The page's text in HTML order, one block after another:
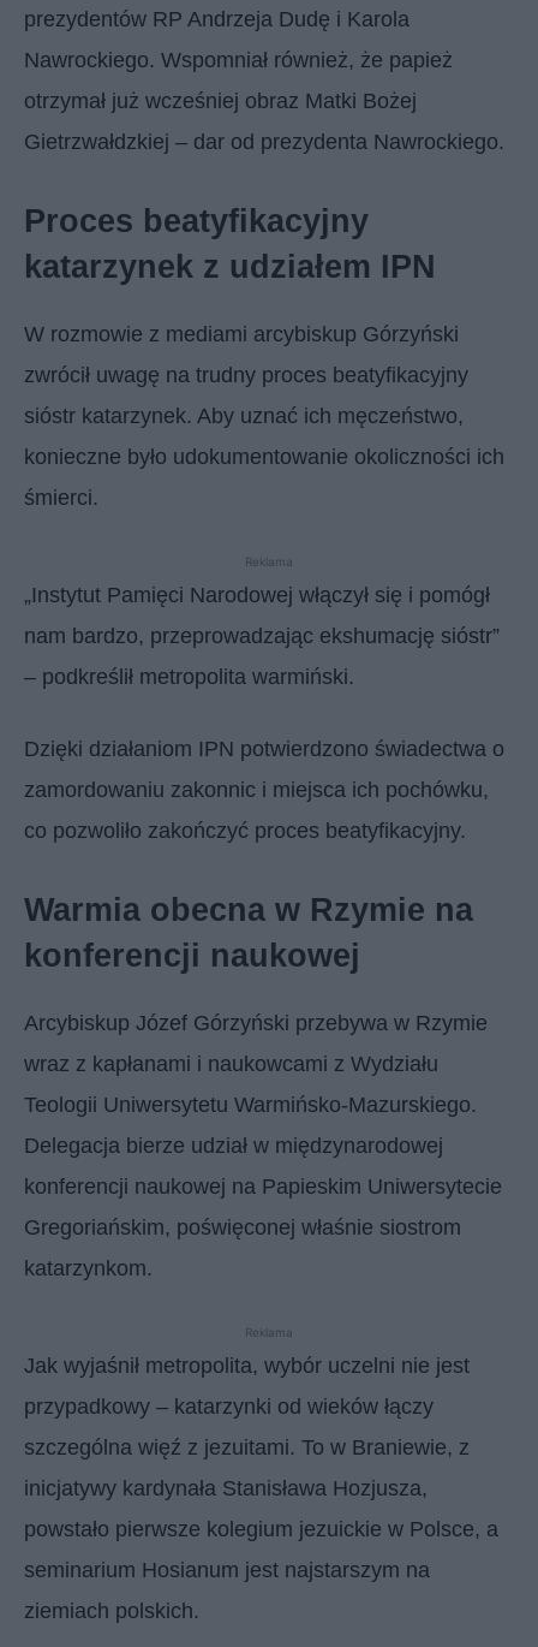
prezydentów RP Andrzeja Dudę i Karola
Nawrockiego. Wspomniał również, że papież
otrzymał już wcześniej obraz Matki Bożej
Gietrzwałdzkiej – dar od prezydenta Nawrockiego.
Proces beatyfikacyjny
katarzynek z udziałem IPN
W rozmowie z mediami arcybiskup Górzyński
zwrócił uwagę na trudny proces beatyfikacyjny
sióstr katarzynek. Aby uznać ich męczeństwo,
konieczne było udokumentowanie okoliczności ich
śmierci.
Reklama
„Instytut Pamięci Narodowej włączył się i pomógł
nam bardzo, przeprowadzając ekshumację sióstr”
– podkreślił metropolita warmiński.
Dzięki działaniom IPN potwierdzono świadectwa o
zamordowaniu zakonnic i miejsca ich pochówku,
co pozwoliło zakończyć proces beatyfikacyjny.
Warmia obecna w Rzymie na
konferencji naukowej
Arcybiskup Józef Górzyński przebywa w Rzymie
wraz z kapłanami i naukowcami z Wydziału
Teologii Uniwersytetu Warmińsko-Mazurskiego.
Delegacja bierze udział w międzynarodowej
konferencji naukowej na Papieskim Uniwersytecie
Gregoriańskim, poświęconej właśnie siostrom
katarzynkom.
Reklama
Jak wyjaśnił metropolita, wybór uczelni nie jest
przypadkowy – katarzynki od wieków łączy
szczególna więź z jezuitami. To w Braniewie, z
inicjatywy kardynała Stanisława Hozjusza,
powstało pierwsze kolegium jezuickie w Polsce, a
seminarium Hosianum jest najstarszym na
ziemiach polskich.